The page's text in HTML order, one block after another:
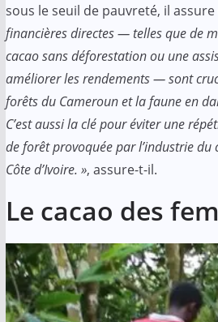
sous le seuil de pauvreté, il
financières directes — telles que de
cacao sans déforestation ou une
améliorer les rendements — sont
forêts du Cameroun et la faune en
C’est aussi la clé pour éviter une
de forêt provoquée par l’industrie du
Côte d’Ivoire. », assure-t-il.
Le cacao des